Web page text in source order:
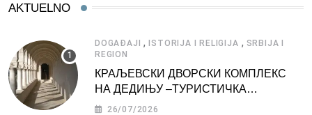
AKTUELNO
DOGAĐAJI ,ISTORIJA I RELIGIJA , SRBIJA I
REGION
КРАЉЕВСКИ ДВОРСКИ КОМПЛЕКС
НА ДЕДИЊУ –ТУРИСТИЧКА
АТРАКЦИЈА
26/07/2026